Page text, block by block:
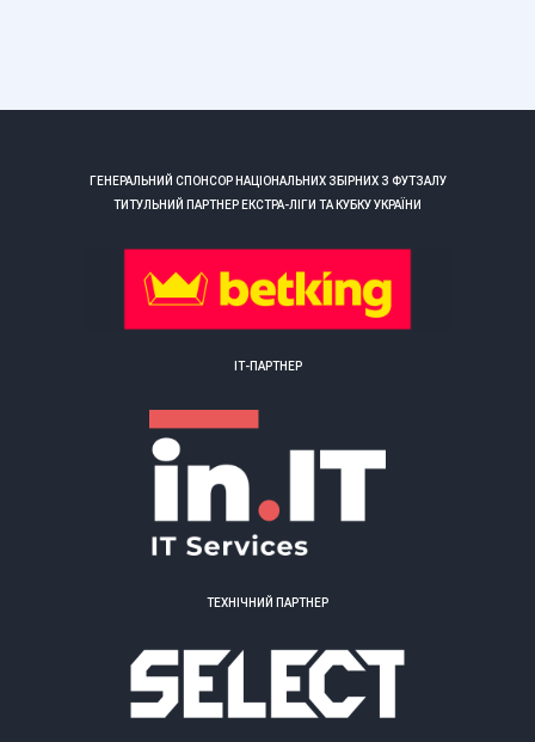
ГЕНЕРАЛЬНИЙ СПОНСОР НАЦІОНАЛЬНИХ ЗБІРНИХ З ФУТЗАЛУ
ТИТУЛЬНИЙ ПАРТНЕР ЕКСТРА-ЛІГИ ТА КУБКУ УКРАЇНИ
ІТ-ПАРТНЕР
ТЕХНІЧНИЙ ПАРТНЕР